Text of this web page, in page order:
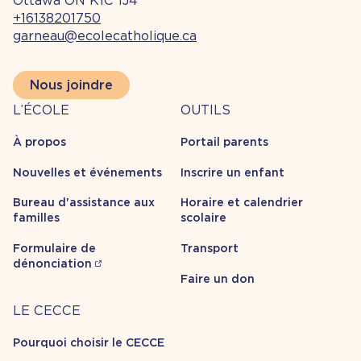
+16138201750
garneau@ecolecatholique.ca
Nous joindre
À
propos
L’ÉCOLE
À propos
Nouvelles et événements
Bureau d'assistance aux
familles
Formulaire de
dénonciation
Outils
OUTILS
Portail parents
Inscrire un enfant
Horaire et calendrier
scolaire
Transport
Faire un don
Carrière
LE CECCE
Pourquoi choisir le CECCE